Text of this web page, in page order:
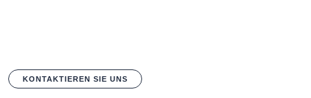
KONTAKTIEREN SIE UNS